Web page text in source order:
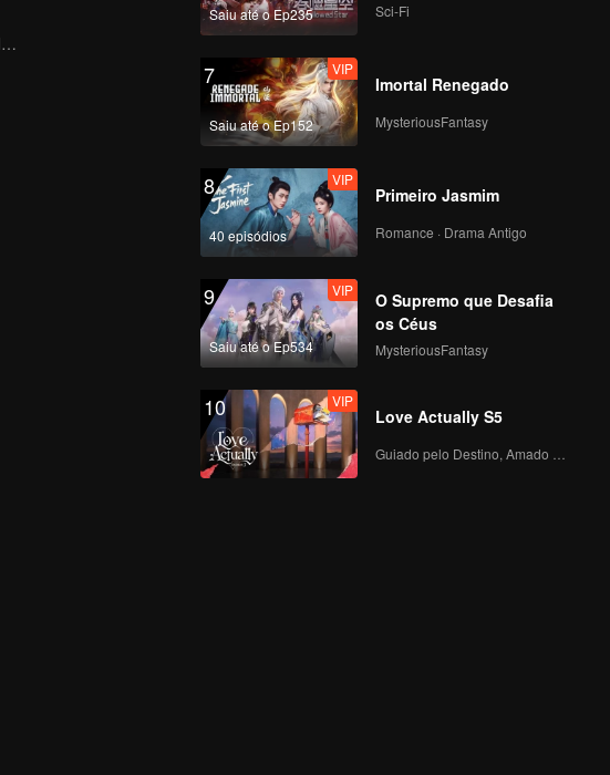
O Vingativo Lótus Negro cai para o jovem mestre desonesto
Saiu até o Ep235 Sci-Fi
7
Saiu até o Ep152
VIP
Imortal Renegado
MysteriousFantasy
8
40 episódios
VIP
Primeiro Jasmim
Romance · Drama Antigo
9
Saiu até o Ep534
VIP
O Supremo que Desafia
os Céus
MysteriousFantasy
10 VIP
Love Actually S5